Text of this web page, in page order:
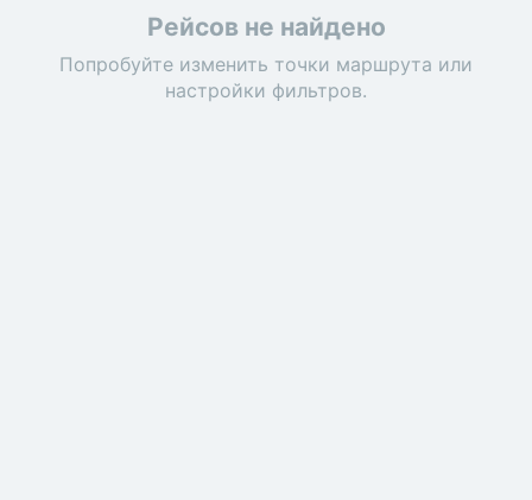
Рейсов не найдено
Попробуйте изменить точки маршрута или
настройки фильтров.